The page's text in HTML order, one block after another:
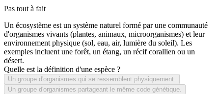
Pas tout à fait
Un écosystème est un système naturel formé par une communauté
d'organismes vivants (plantes, animaux, microorganismes) et leur
environnement physique (sol, eau, air, lumière du soleil). Les
exemples incluent une forêt, un étang, un récif corallien ou un
désert.
Quelle est la définition d'une espèce ?
Un groupe d'organismes qui se ressemblent physiquement.
Un groupe d'organismes partageant le même code génétique.